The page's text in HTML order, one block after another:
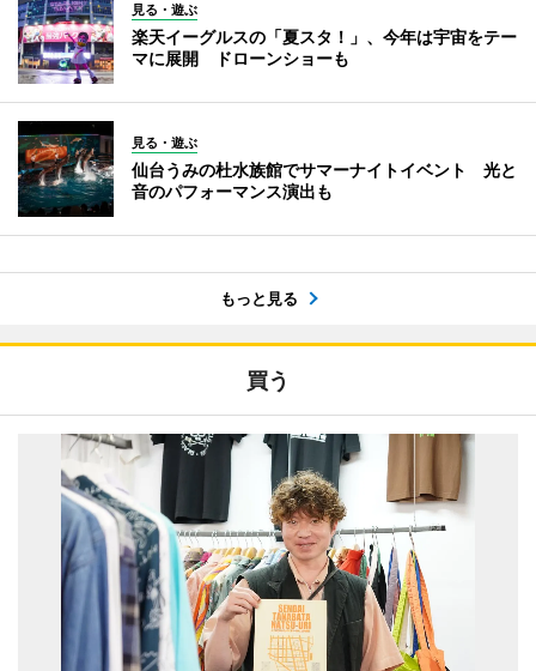
見る・遊ぶ
楽天イーグルスの「夏スタ！」、今年は宇宙をテー
マに展開 ドローンショーも
見る・遊ぶ
仙台うみの杜水族館でサマーナイトイベント 光と
音のパフォーマンス演出も
もっと見る
買う